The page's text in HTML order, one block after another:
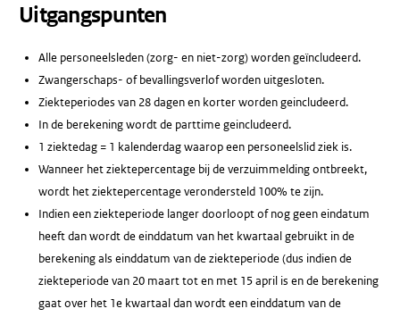
Uitgangspunten
Alle personeelsleden (zorg- en niet-zorg) worden geïncludeerd.
Zwangerschaps- of bevallingsverlof worden uitgesloten.
Ziekteperiodes van 28 dagen en korter worden geincludeerd.
In de berekening wordt de parttime geincludeerd.
1 ziektedag = 1 kalenderdag waarop een personeelslid ziek is.
Wanneer het ziektepercentage bij de verzuimmelding ontbreekt,
wordt het ziektepercentage verondersteld 100% te zijn.
Indien een ziekteperiode langer doorloopt of nog geen eindatum
heeft dan wordt de einddatum van het kwartaal gebruikt in de
berekening als einddatum van de ziekteperiode (dus indien de
ziekteperiode van 20 maart tot en met 15 april is en de berekening
gaat over het 1e kwartaal dan wordt een einddatum van de